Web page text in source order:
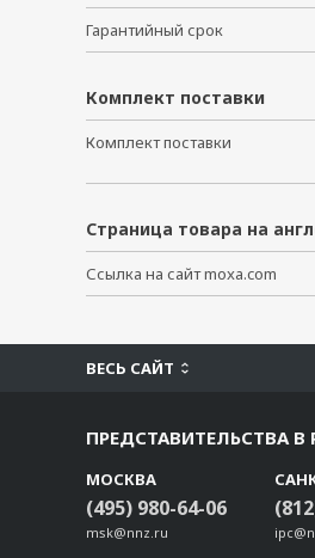
Гарантийный срок
Комплект поставки
Комплект поставки
Страница товара на
Ссылка на сайт moxa.com
ВЕСЬ САЙТ
ПРЕДСТАВИТЕЛЬСТВА В
МОСКВА
(495) 980-64-06
msk@nnz.ru